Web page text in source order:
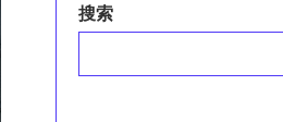
搜索